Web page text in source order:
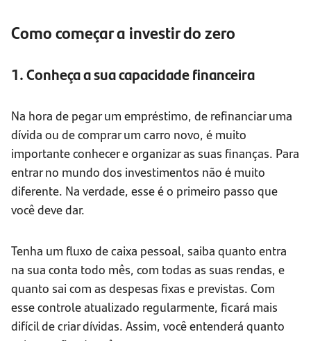
Como começar a investir do zero
1. Conheça a sua capacidade financeira
Na hora de pegar um empréstimo, de refinanciar uma
dívida ou de comprar um carro novo, é muito
importante conhecer e organizar as suas finanças. Para
entrar no mundo dos investimentos não é muito
diferente. Na verdade, esse é o primeiro passo que
você deve dar.
Tenha um fluxo de caixa pessoal, saiba quanto entra
na sua conta todo mês, com todas as suas rendas, e
quanto sai com as despesas fixas e previstas. Com
esse controle atualizado regularmente, ficará mais
difícil de criar dívidas. Assim, você entenderá quanto